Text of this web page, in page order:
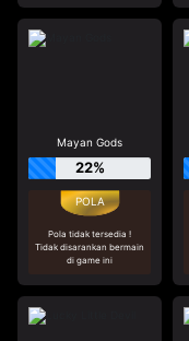
Mayan Gods
22%
Pola tidak tersedia !
Tidak disarankan bermain
di game ini